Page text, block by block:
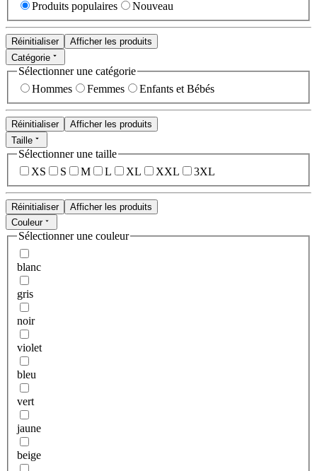
Produits populaires Nouveau
Réinitialiser
Afficher les produits
Catégorie
Sélectionner une catégorie
Hommes
Femmes Enfants et Bébés
Réinitialiser
Afficher les produits
Taille
Sélectionner une taille
XS
S M L XL XXL 3XL
Réinitialiser
Afficher les produits
Couleur
Sélectionner une couleur
blanc
gris
noir
violet
bleu
vert
jaune
beige